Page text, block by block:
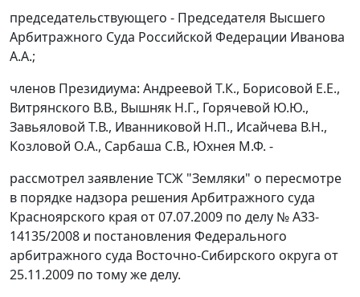
председательствующего - Председателя Высшего
Арбитражного Суда Российской Федерации Иванова
А.А.;
членов Президиума: Андреевой Т.К., Борисовой Е.Е.,
Витрянского В.В., Вышняк Н.Г., Горячевой Ю.Ю.,
Завьяловой Т.В., Иванниковой Н.П., Исайчева В.Н.,
Козловой О.А., Сарбаша С.В., Юхнея М.Ф. -
рассмотрел заявление ТСЖ "Земляки" о пересмотре
в порядке надзора решения Арбитражного суда
Красноярского края от 07.07.2009 по делу № А33-
14135/2008 и постановления Федерального
арбитражного суда Восточно-Сибирского округа от
25.11.2009 по тому же делу.